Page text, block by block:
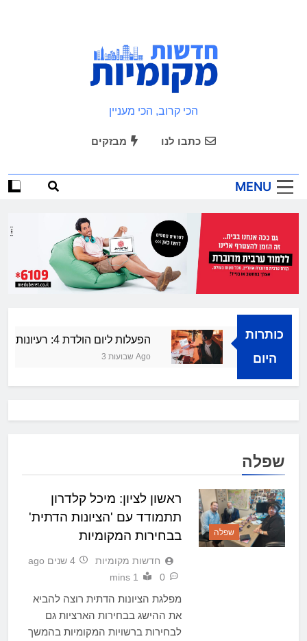
חדשות מקומיות
הכי קרוב, הכי מעניין
כתבו לנו מבזקים
MENU
כותרות
היום
הפעלות ליום הולדת 4: רעיונות מרעננים ושמחים
3 שבועות Ago
קולית
שפלה
שפלה
ראשון לציון: מיכל קלדרון
תתמודד עם 'הציונות הדתית'
בבחירות המקומיות
חדשות מקומיות
4 שנים ago
0
1 mins
מפלגת הציונות הדתית רוצה להביא
את ההישג בבחירות הארציות גם
לבחירות ברשויות המקומיות בהמשך